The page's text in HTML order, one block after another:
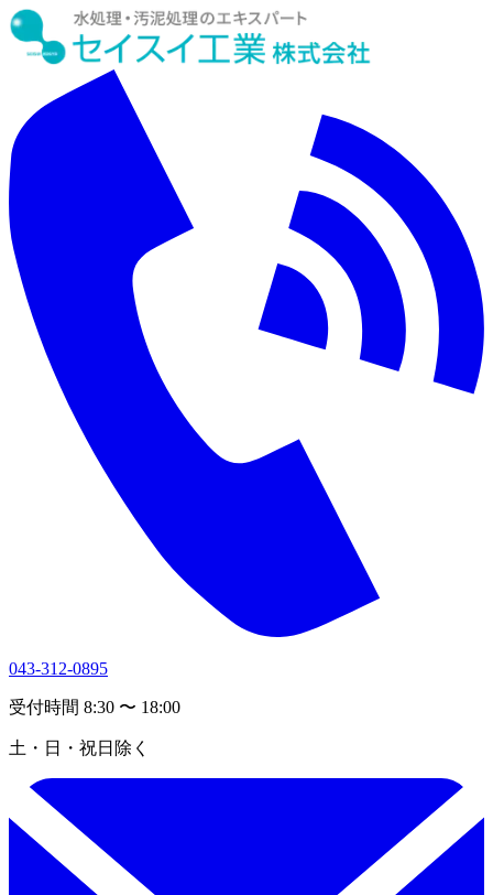
043-312-0895
受付時間 8:30 〜 18:00
土・日・祝日除く